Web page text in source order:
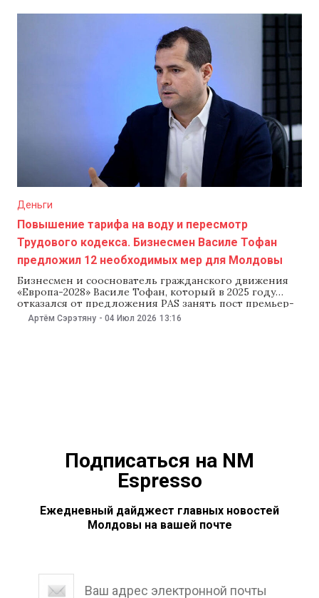
Деньги
Повышение тарифа на воду и пересмотр
Трудового кодекса. Бизнесмен Василе Тофан
предложил 12 необходимых мер для Молдовы
Бизнесмен и сооснователь гражданского движения
«Европа-2028» Василе Тофан, который в 2025 году
отказался от предложения PAS занять пост премьер-
министра, перечислил 12 мер, которые, по его
мнению, необходимы Молдове. Среди них —
Артём Сэрэтяну - 04 Июл 2026 13:16
Подписаться на NM
Espresso
Ежедневный дайджест главных новостей
Молдовы на вашей почте